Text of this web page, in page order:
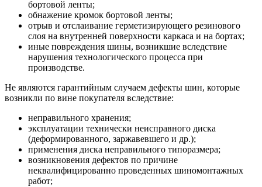
бортовой ленты;
обнажение кромок бортовой ленты;
отрыв и отслаивание герметизирующего резинового
слоя на внутренней поверхности каркаса и на бортах;
иные повреждения шины, возникшие вследствие
нарушения технологического процесса при
производстве.
Не являются гарантийным случаем дефекты шин, которые
возникли по вине покупателя вследствие:
неправильного хранения;
эксплуатации технически неисправного диска
(деформированного, заржавевшего и др.);
применения диска неправильного типоразмера;
возникновения дефектов по причине
неквалифицированно проведенных шиномонтажных
работ;